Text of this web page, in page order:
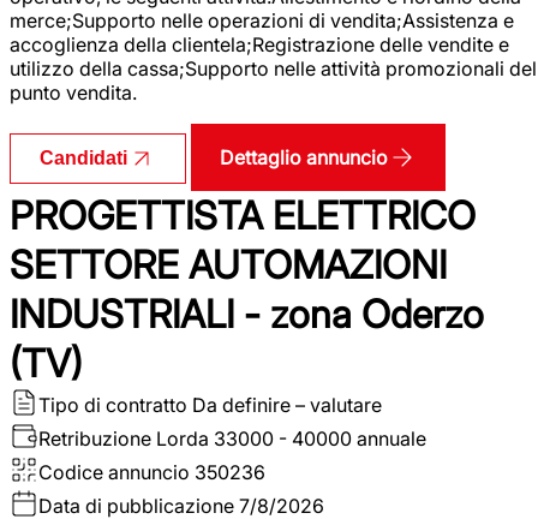
merce;Supporto nelle operazioni di vendita;Assistenza e
accoglienza della clientela;Registrazione delle vendite e
utilizzo della cassa;Supporto nelle attività promozionali del
punto vendita.
Candidati Dettaglio annuncio
PROGETTISTA ELETTRICO
SETTORE AUTOMAZIONI
INDUSTRIALI - zona Oderzo
(TV)
Tipo di contratto Da definire – valutare
Retribuzione Lorda 33000 - 40000 annuale
Codice annuncio 350236
Data di pubblicazione 7/8/2026